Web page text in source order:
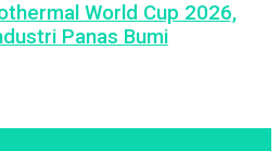
World Cup 2026,
Panas Bumi